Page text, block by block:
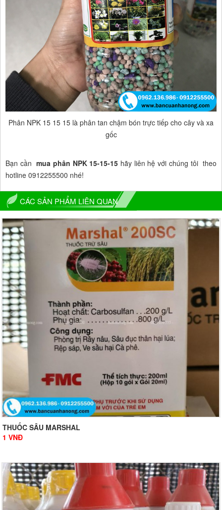
Phân NPK 15 15 15 là phân tan chậm bón trực tiếp cho cây và xa
gốc
Bạn cần mua phân NPK 15-15-15 hãy liên hệ với chúng tôi theo
hotline 0912255500 nhé!
CÁC SẢN PHẨM LIÊN QUAN
THUỐC SÂU MARSHAL
1 VNĐ